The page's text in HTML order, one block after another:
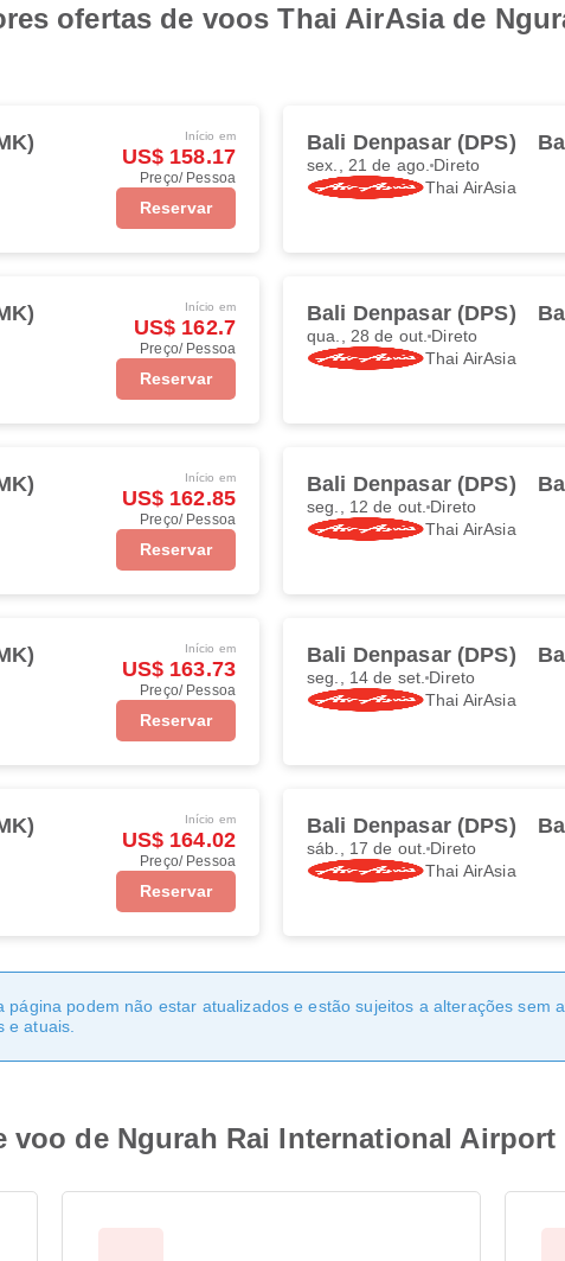
ofertas de voos Thai AirAsia de
Início em
US$ 158.17
Preço/ Pessoa
Reservar
Bali Denpasar (DPS)
sex., 21 de ago. Direto
Thai AirAsia
Início em
US$ 162.7
Preço/ Pessoa
Reservar
Bali Denpasar (DPS)
qua., 28 de out. Direto
Thai AirAsia
Início em
US$ 162.85
Preço/ Pessoa
Reservar
Bali Denpasar (DPS)
seg., 12 de out. Direto
Thai AirAsia
Início em
US$ 163.73
Preço/ Pessoa
Reservar
Bali Denpasar (DPS)
seg., 14 de set. Direto
Thai AirAsia
Início em
US$ 164.02
Preço/ Pessoa
Reservar
Bali Denpasar (DPS)
sáb., 17 de out. Direto
Thai AirAsia
podem não estar atualizados e estão sujeitos a alterações sem
e atuais.
voo de Ngurah Rai International Airport